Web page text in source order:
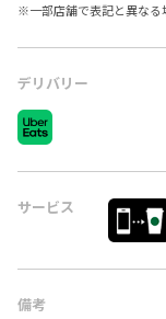
※一部店舗で表記と異なる
デリバリー
サービス
備考